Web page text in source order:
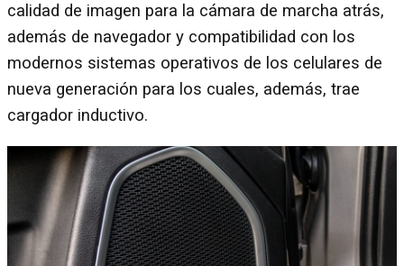
calidad de imagen para la cámara de marcha atrás,
además de navegador y compatibilidad con los
modernos sistemas operativos de los celulares de
nueva generación para los cuales, además, trae
cargador inductivo.